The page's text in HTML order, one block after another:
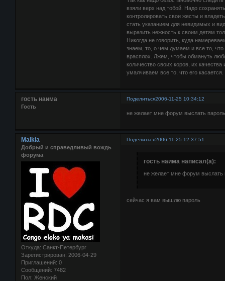
взяли верх над тобой. Надо
контролировать свои жесты и
стать указанием для невидимых и
выразить нежность к своим детям
Никогда не говорить, куда
знаем, то, о чем думаем и все то,
врасплох. Лжем, чтобы обмануть
количество своих коров, их
умалчиваем все то, что его касается.
Поделиться2006-11-25 10:34:12
гость наима
Гость
не желает мне форум выслать
Поделиться2006-11-25 12:37:51
Malkia
Добрый и справедливый вождь
форума
Откуда: Санкт-Петербург
Зарегистрирован: 2006-04-29
Приглашений: 0
Сообщений: 7482
Пол: Женский
гость наима написал(а):
не желает мне форум выслать
сейчас я вам вышлю пароль